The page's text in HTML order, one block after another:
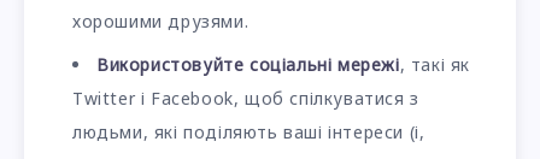
хорошими друзями.
Використовуйте соціальні мережі, такі як
Twitter і Facebook, щоб спілкуватися з
людьми, які поділяють ваші інтереси (і,